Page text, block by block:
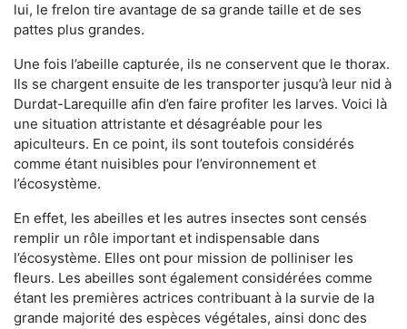
lui, le frelon tire avantage de sa grande taille et de ses
pattes plus grandes.
Une fois l’abeille capturée, ils ne conservent que le thorax.
Ils se chargent ensuite de les transporter jusqu’à leur nid à
Durdat-Larequille afin d’en faire profiter les larves. Voici là
une situation attristante et désagréable pour les
apiculteurs. En ce point, ils sont toutefois considérés
comme étant nuisibles pour l’environnement et
l’écosystème.
En effet, les abeilles et les autres insectes sont censés
remplir un rôle important et indispensable dans
l’écosystème. Elles ont pour mission de polliniser les
fleurs. Les abeilles sont également considérées comme
étant les premières actrices contribuant à la survie de la
grande majorité des espèces végétales, ainsi donc des